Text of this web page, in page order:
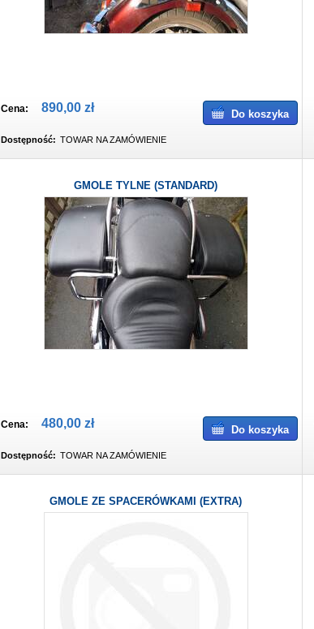
Cena: 890,00 zł Do koszyka
Dostępność: TOWAR NA ZAMÓWIENIE
GMOLE TYLNE (STANDARD)
Cena: 480,00 zł Do koszyka
Dostępność: TOWAR NA ZAMÓWIENIE
GMOLE ZE SPACERÓWKAMI (EXTRA)